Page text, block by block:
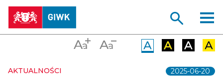
2025-06-20
AKTUALNOŚCI